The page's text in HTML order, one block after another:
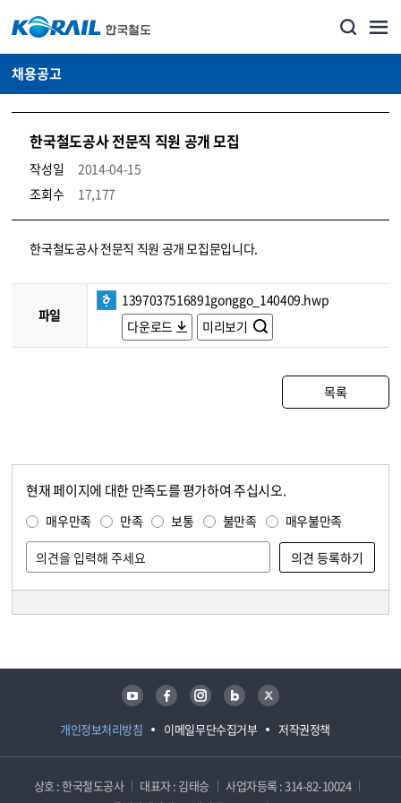
채용공고
한국철도공사 전문직 직원 공개 모집
작성일
2014-04-15
조회수
17,177
코레일소개_경영공시_채용공고 상세보기 – 내용, 파일, 담당자 연락처로 구성
한국철도공사 전문직 직원 공개 모집문입니다.
파일
1397037516891gonggo_140409.hwp
다운로드
미리보기
목록
현재 페이지에 대한 만족도를 평가하여 주십시오.
매우만족 만족 보통 불만족 매우불만족
개인정보처리방침 이메일무단수집거부 저작권정책
유튜브 페이스북 인스타그램 블로그 트위터
상호 : 한국철도공사 대표자 : 김태승
사업자등록 : 314-82-10024